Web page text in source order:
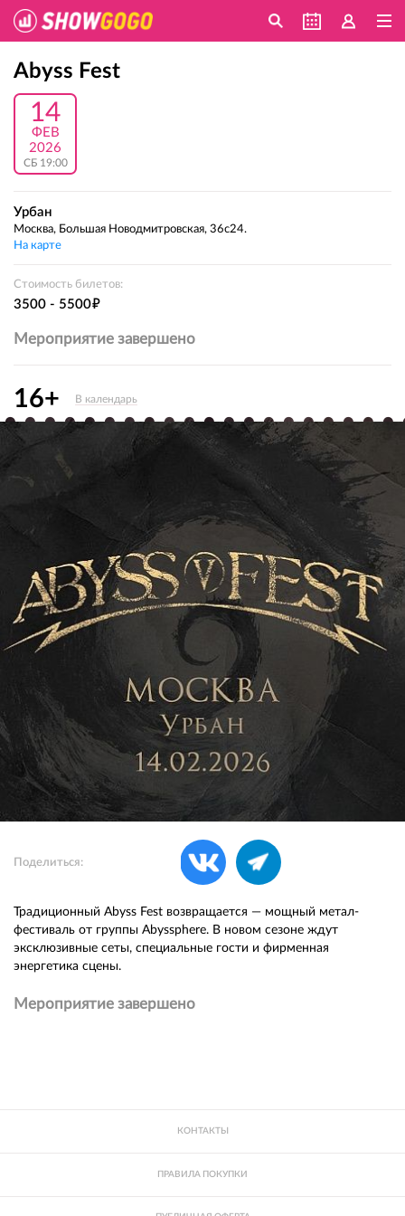
Abyss Fest
14
ФЕВ
2026
СБ 19:00
Урбан
Москва, Большая Новодмитровская, 36с24.
На карте
Стоимость билетов:
3500 - 5500е
Мероприятие завершено
16+ В календарь
Поделиться:
Традиционный Abyss Fest возвращается — мощный метал-
фестиваль от группы Abyssphere. В новом сезоне ждут
эксклюзивные сеты, специальные гости и фирменная
энергетика сцены.
Мероприятие завершено
КОНТАКТЫ
ПРАВИЛА ПОКУПКИ